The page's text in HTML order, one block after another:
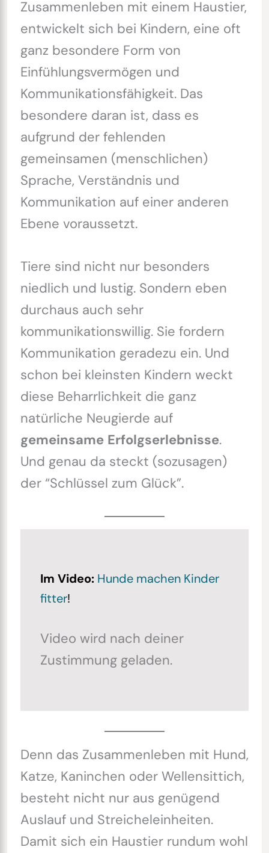
Zusammenleben mit einem Haustier,
entwickelt sich bei Kindern, eine oft
ganz besondere Form von
Einfühlungsvermögen und
Kommunikationsfähigkeit. Das
besondere daran ist, dass es
aufgrund der fehlenden
gemeinsamen (menschlichen)
Sprache, Verständnis und
Kommunikation auf einer anderen
Ebene voraussetzt.
Tiere sind nicht nur besonders
niedlich und lustig. Sondern eben
durchaus auch sehr
kommunikationswillig. Sie fordern
Kommunikation geradezu ein. Und
schon bei kleinsten Kindern weckt
diese Beharrlichkeit die ganz
natürliche Neugierde auf
gemeinsame Erfolgserlebnisse.
Und genau da steckt (sozusagen)
der “Schlüssel zum Glück”.
Im Video: Hunde machen Kinder
fitter!
Video wird nach deiner
Zustimmung geladen.
Denn das Zusammenleben mit Hund,
Katze, Kaninchen oder Wellensittich,
besteht nicht nur aus genügend
Auslauf und Streicheleinheiten.
Damit sich ein Haustier rundum wohl